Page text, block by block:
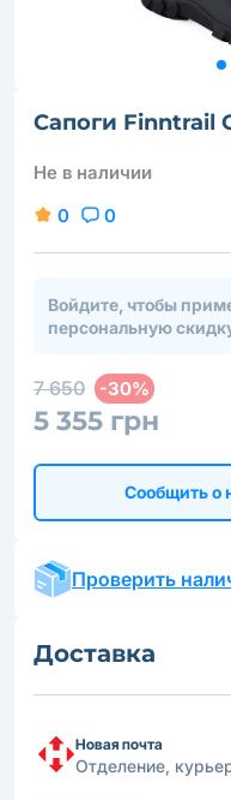
Сапоги Finntrail
Не в наличии
0 0
Войдите, чтобы
персональную
7 650 -30%
5 355 грн
Сообщить о
Проверить
Доставка
Новая почта
Отделение,